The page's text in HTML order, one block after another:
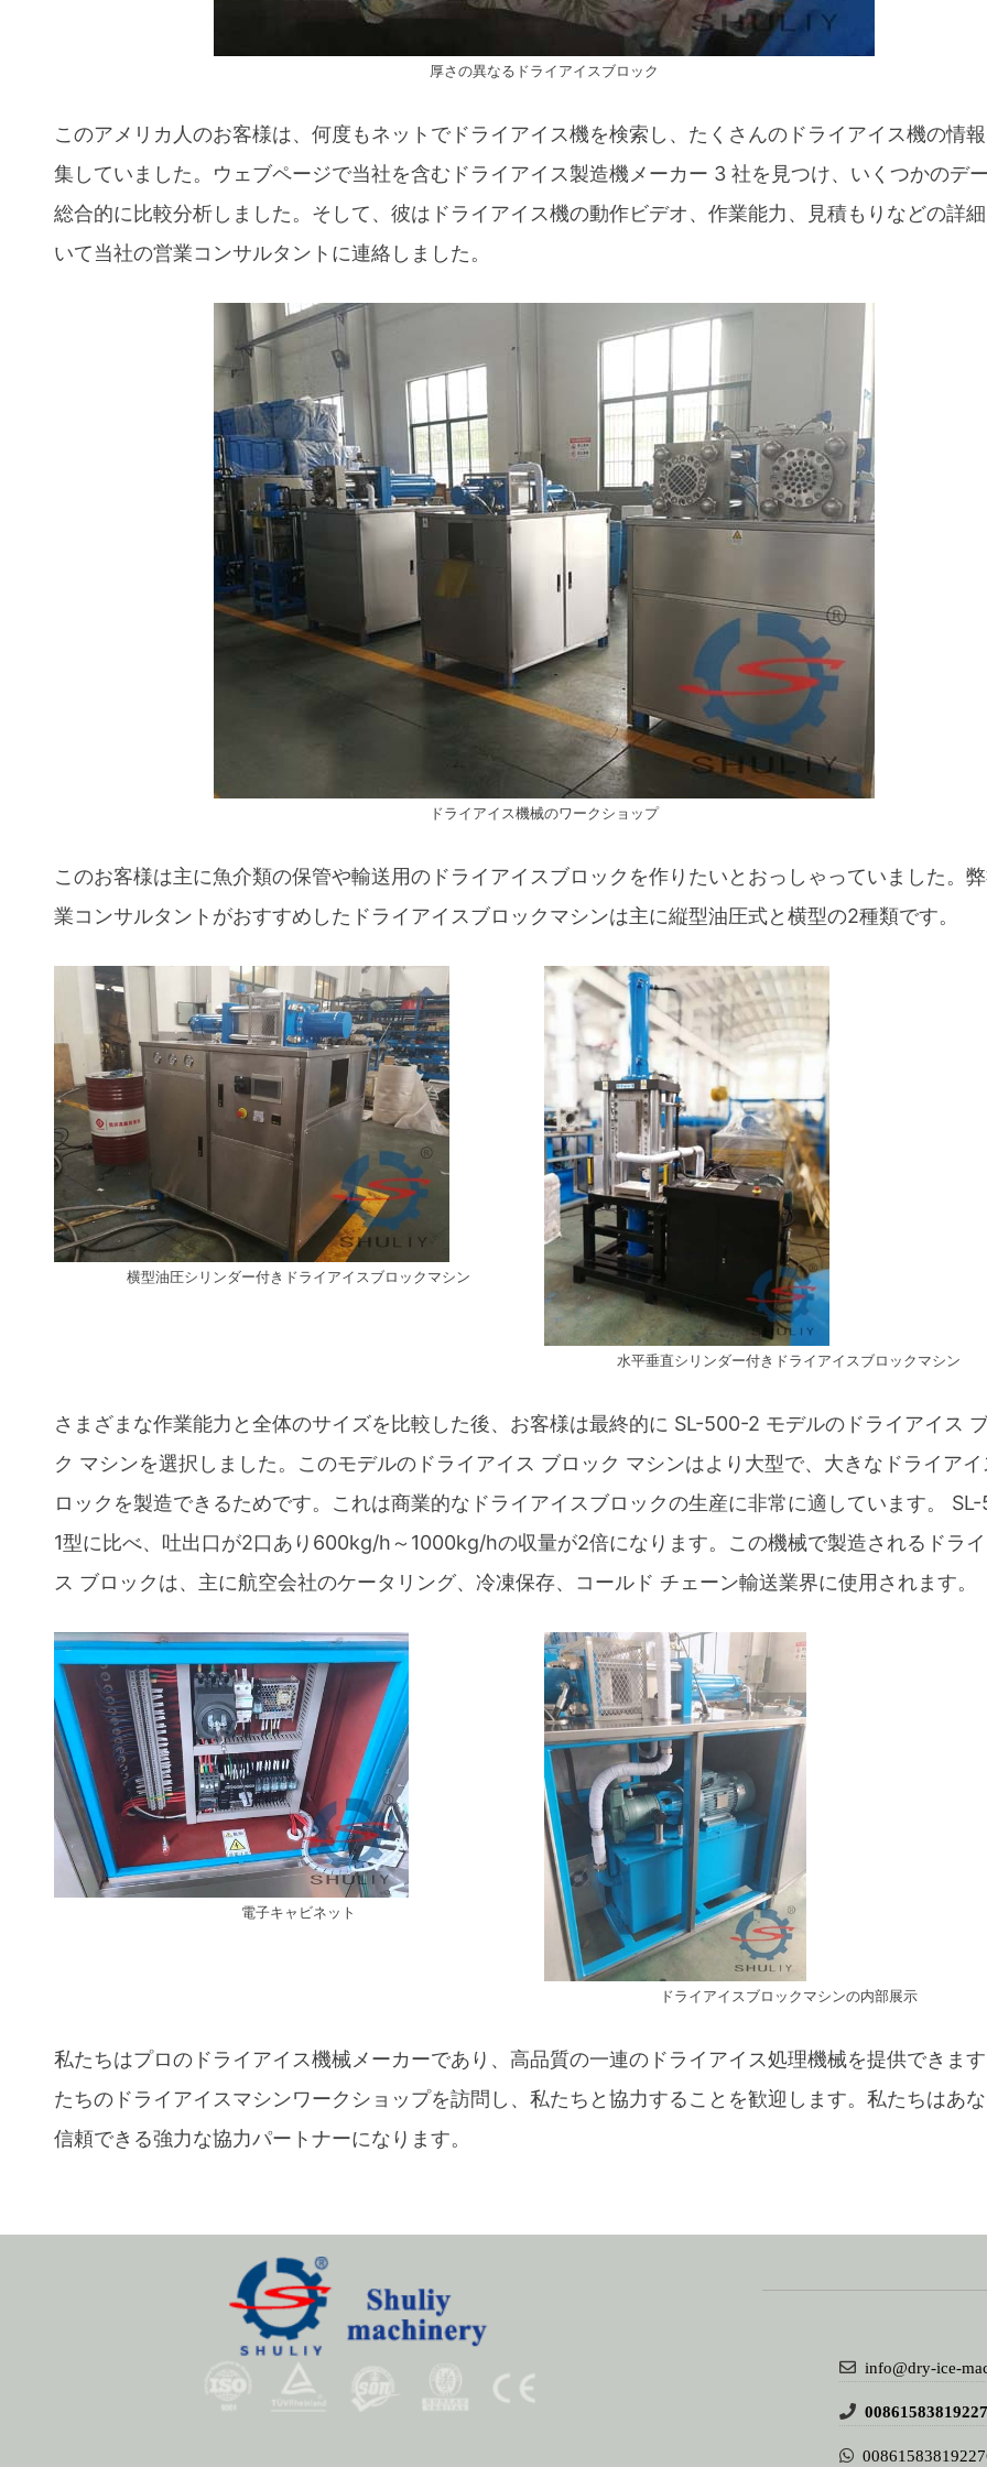
厚さの異なるドライアイスブロック
このアメリカ人のお客様は、何度もネットでドライアイス機を検索し、たくさんのドライアイス機の情
集していました。ウェブページで当社を含むドライアイス製造機メーカー 3 社を見つけ、いくつかのデ
総合的に比較分析しました。そして、彼はドライアイス機の動作ビデオ、作業能力、見積もりなどの詳
いて当社の営業コンサルタントに連絡しました。
ドライアイス機械のワークショップ
このお客様は主に魚介類の保管や輸送用のドライアイスブロックを作りたいとおっしゃっていました。
業コンサルタントがおすすめしたドライアイスブロックマシンは主に縦型油圧式と横型の2種類です。
横型油圧シリンダー付きドライアイスブロックマシン
水平垂直シリンダー付きドライアイスブロックマシン
さまざまな作業能力と全体のサイズを比較した後、お客様は最終的に SL-500-2 モデルのドライアイス
ク マシンを選択しました。このモデルのドライアイス ブロック マシンはより大型で、大きなドライア
ロックを製造できるためです。これは商業的なドライアイスブロックの生産に非常に適しています。
1型に比べ、吐出口が2口あり600kg/h～1000kg/hの収量が2倍になります。この機械で製造されるドラ
ス ブロックは、主に航空会社のケータリング、冷凍保存、コールド チェーン輸送業界に使用されます。
電子キャビネット
ドライアイスブロックマシンの内部展示
私たちはプロのドライアイス機械メーカーであり、高品質の一連のドライアイス処理機械を提供できま
たちのドライアイスマシンワークショップを訪問し、私たちと協力することを歓迎します。私たちはあ
信頼できる強力な協力パートナーになります。
info@dry-ice-